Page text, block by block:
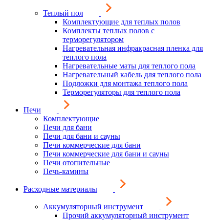
Теплый пол
Комплектующие для теплых полов
Комплекты теплых полов с
терморегулятором
Нагревательная инфракрасная пленка для
теплого пола
Нагревательные маты для теплого пола
Нагревательный кабель для теплого пола
Подложки для монтажа теплого пола
Терморегуляторы для теплого пола
Печи
Комплектующие
Печи для бани
Печи для бани и сауны
Печи коммерческие для бани
Печи коммерческие для бани и сауны
Печи отопительные
Печь-камины
Расходные материалы
Аккумуляторный инструмент
Прочий аккумуляторный инструмент